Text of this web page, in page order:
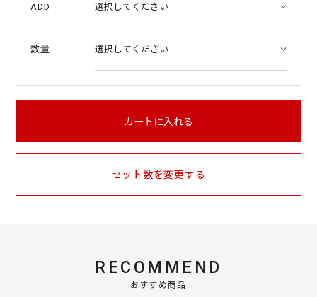
ADD
数量
カートに入れる
セット数を変更する
RECOMMEND
おすすめ商品